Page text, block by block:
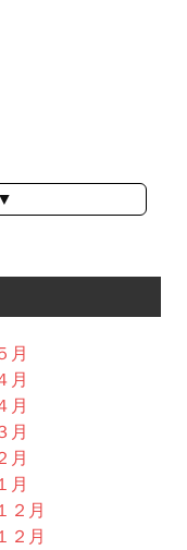
月
月
月
月
月
月
２月
２月